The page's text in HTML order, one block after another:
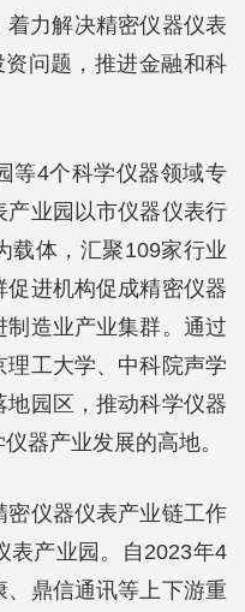
着力解决精密仪器仪表
资问题，推进金融和科
等4个科学仪器领域专
产业园以市仪器仪表行
载体，汇聚109家行业
进机构促成精密仪器
造业产业集群。通过
工大学、中科院声学
园区，推动科学仪器
器产业发展的高地。
密仪器仪表产业链工作
表产业园。自2023年4
、鼎信通讯等上下游重